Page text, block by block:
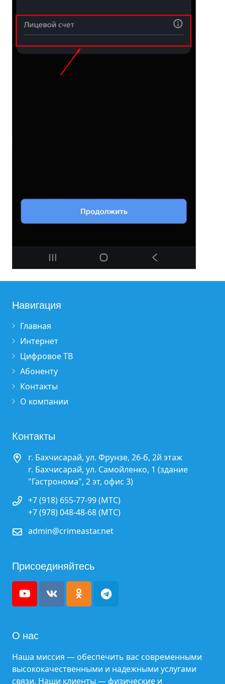
Навигация
Главная
Интернет
Цифровое ТВ
Абоненту
Контакты
О компании
Контакты
г. Бахчисарай, ул. Фрунзе, 26-б, 2й этаж
г. Бахчисарай, ул. Самойленко, 1 (здание
"Гастронома", 2 эт, офис 3)
+7 (918) 655-77-99 (МТС)
+7 (978) 048-48-68 (МТС)
admin@crimeastar.net
Присоединяйтесь
О нас
Наша миссия — обеспечить вас современными
высококачественными и надежными услугами
связи. Наши клиенты — физические и